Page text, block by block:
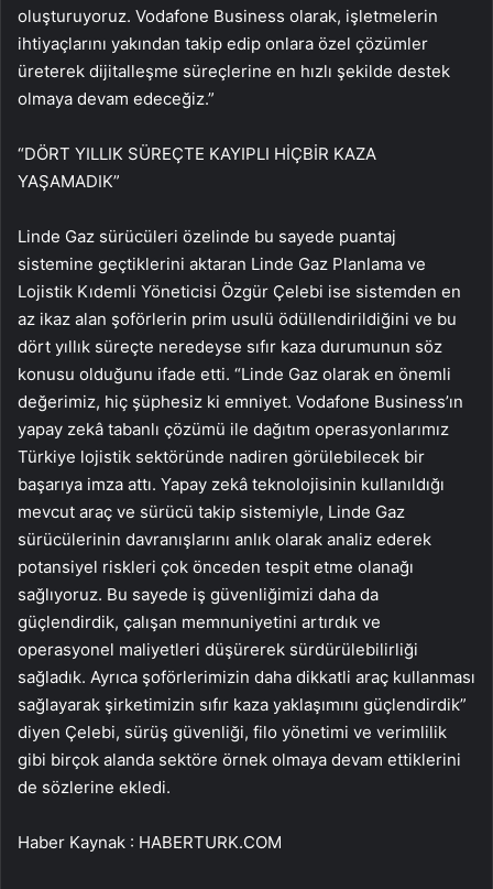
oluşturuyoruz. Vodafone Business olarak, işletmelerin
ihtiyaçlarını yakından takip edip onlara özel çözümler
üreterek dijitalleşme süreçlerine en hızlı şekilde destek
olmaya devam edeceğiz.”
“DÖRT YILLIK SÜREÇTE KAYIPLI HİÇBİR KAZA
YAŞAMADIK”
Linde Gaz sürücüleri özelinde bu sayede puantaj
sistemine geçtiklerini aktaran Linde Gaz Planlama ve
Lojistik Kıdemli Yöneticisi Özgür Çelebi ise sistemden en
az ikaz alan şoförlerin prim usulü ödüllendirildiğini ve bu
dört yıllık süreçte neredeyse sıfır kaza durumunun söz
konusu olduğunu ifade etti. “Linde Gaz olarak en önemli
değerimiz, hiç şüphesiz ki emniyet. Vodafone Business’ın
yapay zekâ tabanlı çözümü ile dağıtım operasyonlarımız
Türkiye lojistik sektöründe nadiren görülebilecek bir
başarıya imza attı. Yapay zekâ teknolojisinin kullanıldığı
mevcut araç ve sürücü takip sistemiyle, Linde Gaz
sürücülerinin davranışlarını anlık olarak analiz ederek
potansiyel riskleri çok önceden tespit etme olanağı
sağlıyoruz. Bu sayede iş güvenliğimizi daha da
güçlendirdik, çalışan memnuniyetini artırdık ve
operasyonel maliyetleri düşürerek sürdürülebilirliği
sağladık. Ayrıca şoförlerimizin daha dikkatli araç kullanması
sağlayarak şirketimizin sıfır kaza yaklaşımını güçlendirdik”
diyen Çelebi, sürüş güvenliği, filo yönetimi ve verimlilik
gibi birçok alanda sektöre örnek olmaya devam ettiklerini
de sözlerine ekledi.
Haber Kaynak : HABERTURK.COM